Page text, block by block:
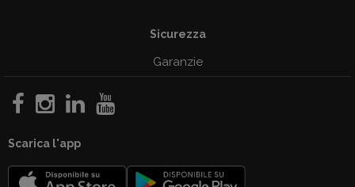
Sicurezza
Garanzie
Scarica l'app